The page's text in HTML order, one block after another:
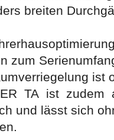
breiten
zum
ist
TA ist zudem
und lässt sich